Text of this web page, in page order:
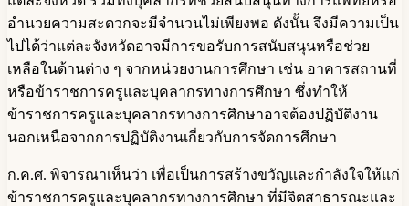
อำนวยความสะดวกจะมีจำนวนไม่เพียงพอ ดังนั้น จึงมีความเป็น
ไปได้ว่าแต่ละจังหวัดอาจมีการขอรับการสนับสนุนหรือช่วย
เหลือในด้านต่าง ๆ จากหน่วยงานการศึกษา เช่น อาคารสถานที่
หรือข้าราชการครูและบุคลากรทางการศึกษา ซึ่งทำให้
ข้าราชการครูและบุคลากรทางการศึกษาอาจต้องปฏิบัติงาน
นอกเหนือจากการปฏิบัติงานเกี่ยวกับการจัดการศึกษา
ก.ค.ศ. พิจารณาเห็นว่า เพื่อเป็นการสร้างขวัญและกำลังใจให้แก่
ข้าราชการครูและบุคลากรทางการศึกษา ที่มีจิตสาธารณะและ